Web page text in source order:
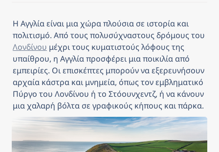
Η Αγγλία είναι μια χώρα πλούσια σε ιστορία και
Λονδίνου μέχρι τους κυματιστούς λόφους της
υπαίθρου, η Αγγλία προσφέρει μια ποικιλία από
εμπειρίες. Οι επισκέπτες μπορούν να εξερευνήσουν
αρχαία κάστρα και μνημεία, όπως τον εμβληματικό
Πύργο του Λονδίνου ή το Στόουνχεντζ, ή να κάνουν
μια χαλαρή βόλτα σε γραφικούς κήπους και πάρκα.